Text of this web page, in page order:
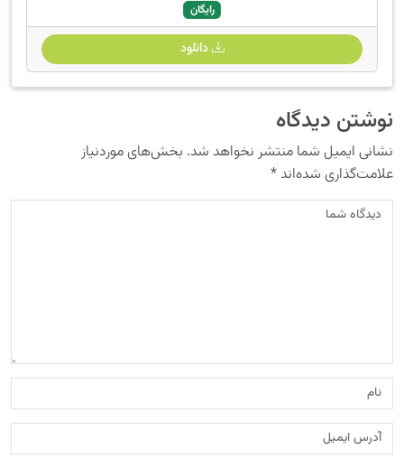
رایگان
دانلود
نوشتن دیدگاه
نشانی ایمیل شما منتشر نخواهد شد. بخش‌های موردنیاز
علامت‌گذاری شده‌اند*